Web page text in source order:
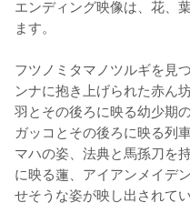
エンディング映像は、花、
ます。
フツノミタマノツルギを見
ンナに抱き上げられた赤ん
羽とその後ろに映る幼少期
ガッコとその後ろに映る列
マハの姿、法典と馬孫刀を
に映る蓮、アイアンメイデ
せそうな姿が映し出されてい